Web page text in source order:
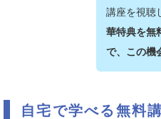
講座を視聴
華特典を無
で、この機
自宅で学べる無料